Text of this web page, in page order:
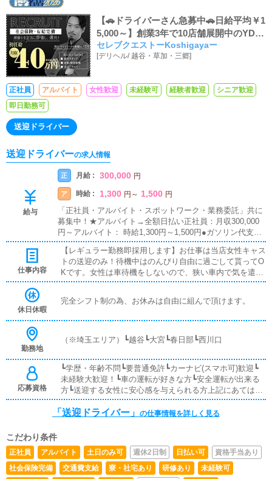
【🚗ドライバーさん急募中🚗日給平均￥1
5,000～】創業3年で10店舗展開中のYDG
｜※初任給40万円～(大入り手当含む）実
働9時間｜法令遵守の健全運営｜（※幹部
ャリアアップを本気で目指せるグループ
企業｜健全経営で続々出店中につき、ポ
セレブクエストーKoshigayaー
[デリヘル/ 越谷・草加・三郷]
正社員 アルバイト 女性歓迎 未経験可 経験者歓迎
シニア歓迎
即日勤務可
送迎ドライバー
送迎ドライバーの求人情報
給与
正 月給 : 300,000 円
ア 時給 : 1,300 円 ～ 1,500 円
「正社員・アルバイト・スポットワーク・業務委託」共に
募集中！★アルバイト→全額日払い正社員：月収300,000
円～アルバイト： 時給1,300円～1,500円●ガソリン代支給
●全額日払い●研修・試用期間:有
仕事内容
【レギュラー勤務即採用します】お仕事は当店女性キャス
トの送迎のみ！待機中はのんびり自由に過ごして貰ってO
Kです。女性は車待機をしないので、狭い車内で気を遣う
必要もありません。在籍のドライバーは仮眠を取ったり、
機してます！様々な女性キャストが在籍しており、人間関
す。
休日休暇
完全シフト制の為、お休みは自由に組んで頂けます。
勤務地
（※埼玉エリア）┗越谷┗大宮┗春日部┗西川口
応募資格
┗学歴・年齢不問┗要普通免許┗カーナビ(スマホ可)歓迎┗
未経験大歓迎！┗車の運転が好きな方┗安全運転が出来る
方┗送迎する女性に安心感を与えられる方上記にあてはま
る方は是非ご応募下さい。
「送迎ドライバー」 の仕事情報を詳しく見る
こだわり条件
正社員 アルバイト 土日のみ可 週休2日制 日払い可
資格手当あり
社会保険完備
交通費支給 寮・社宅あり 研修あり
未経験可